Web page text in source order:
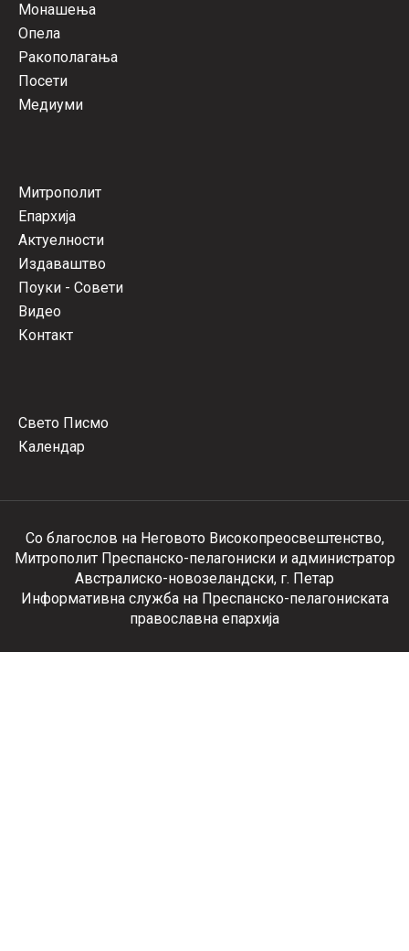
Монашења
Опела
Ракополагања
Посети
Медиуми
Митрополит
Епархија
Актуелности
Издаваштво
Поуки - Совети
Видео
Контакт
Свето Писмо
Календар
Со благослов на Неговото Високопреосвештенство,
Митрополит Преспанско-пелагониски и администратор
Австралиско-новозеландски, г. Петар
Информативна служба на Преспанско-пелагониската
православна епархија